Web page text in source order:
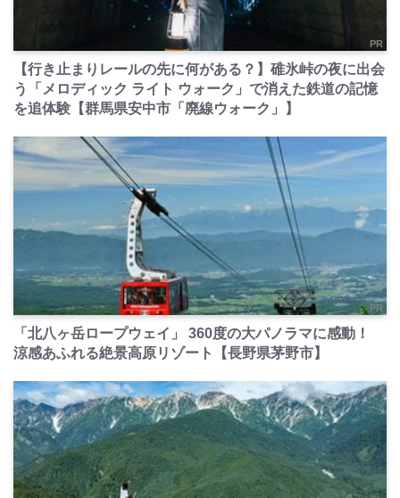
PR
【行き止まりレールの先に何がある？】碓氷峠の夜に出会
う「メロディック ライト ウォーク」で消えた鉄道の記憶
を追体験【群馬県安中市「廃線ウォーク」】
PR
「北八ヶ岳ロープウェイ」 360度の大パノラマに感動！
涼感あふれる絶景高原リゾート【長野県茅野市】